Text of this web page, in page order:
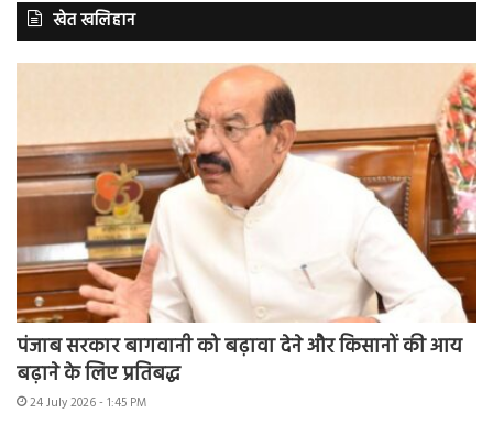
खेत खलिहान
पंजाब सरकार बागवानी को बढ़ावा देने और किसानों की आय
बढ़ाने के लिए प्रतिबद्ध
24 July 2026 - 1:45 PM